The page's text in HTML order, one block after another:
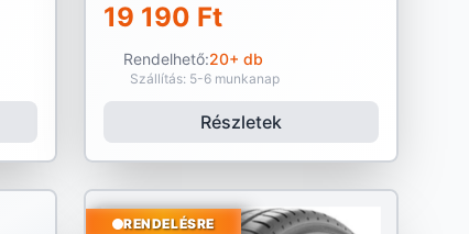
19 190 Ft
Rendelhető:20+ db
Szállítás: 5-6 munkanap
Részletek
RENDELÉSRE